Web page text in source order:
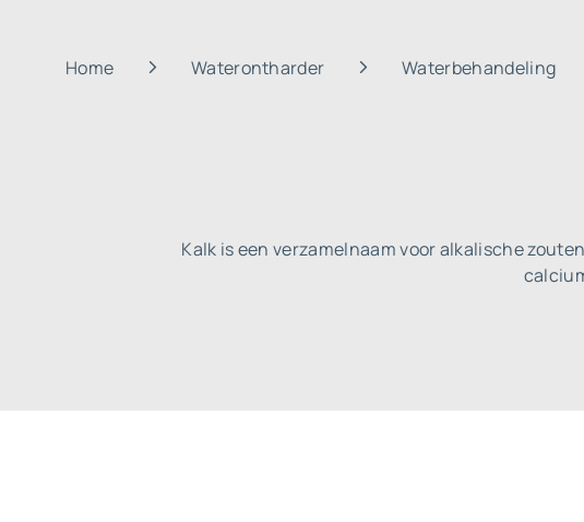
Home Waterontharder Waterbehandeling
Kalk is een verzamelnaam voor alkalische